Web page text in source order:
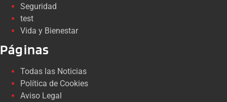
Seguridad
test
Vida y Bienestar
Páginas
Todas las Noticias
Política de Cookies
Aviso Legal